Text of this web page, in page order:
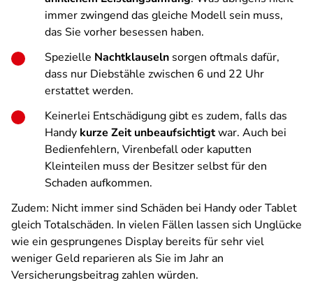
immer zwingend das gleiche Modell sein muss,
das Sie vorher besessen haben.
Spezielle Nachtklauseln sorgen oftmals dafür,
dass nur Diebstähle zwischen 6 und 22 Uhr
erstattet werden.
Keinerlei Entschädigung gibt es zudem, falls das
Handy kurze Zeit unbeaufsichtigtwar. Auch bei
Bedienfehlern, Virenbefall oder kaputten
Kleinteilen muss der Besitzer selbst für den
Schaden aufkommen.
Zudem: Nicht immer sind Schäden bei Handy oder Tablet
gleich Totalschäden. In vielen Fällen lassen sich Unglücke
wie ein gesprungenes Display bereits für sehr viel
weniger Geld reparieren als Sie im Jahr an
Versicherungsbeitrag zahlen würden.